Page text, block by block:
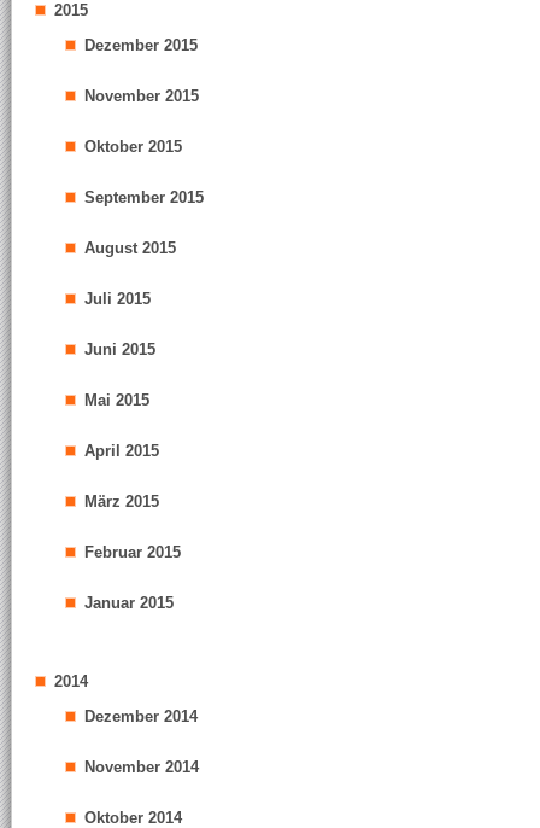
2015
Dezember 2015
November 2015
Oktober 2015
September 2015
August 2015
Juli 2015
Juni 2015
Mai 2015
April 2015
März 2015
Februar 2015
Januar 2015
2014
Dezember 2014
November 2014
Oktober 2014